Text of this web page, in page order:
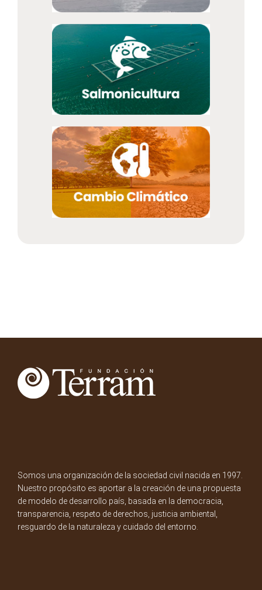
Somos una organización de la sociedad civil nacida en 1997.
Nuestro propósito es aportar a la creación de una propuesta
de modelo de desarrollo país, basada en la democracia,
transparencia, respeto de derechos, justicia ambiental,
resguardo de la naturaleza y cuidado del entorno.